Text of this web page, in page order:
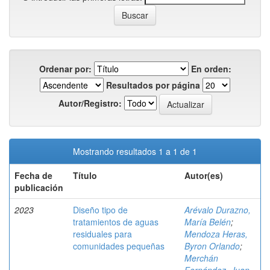
Ordenar por:
En orden:
Resultados por página
Autor/Registro:
Mostrando resultados 1 a 1 de 1
Fecha de
publicación
Título Autor(es)
2023
Diseño tipo de
tratamientos de aguas
residuales para
comunidades pequeñas
Arévalo Durazno,
María Belén;
Mendoza Heras,
Byron Orlando;
Merchán